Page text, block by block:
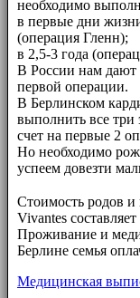
необходимо
в первые дни
(операция Гленн);
в 2,5-3 года
В России нам дают
первой операции.
В Берлинском
выполнить все три
счет на первые 2
Но необходимо
успеем довезти
Стоимость родов и
Vivantes
Проживание и
Берлине семья
Медицинская